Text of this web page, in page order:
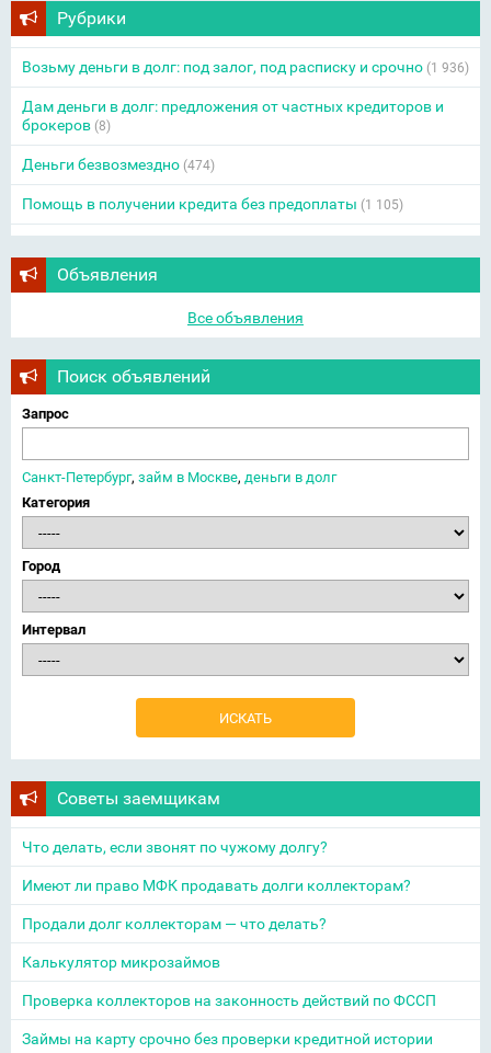
Рубрики
Возьму деньги в долг: под залог, под расписку и срочно (1 936)
Дам деньги в долг: предложения от частных кредиторов и
брокеров (8)
Деньги безвозмездно (474)
Помощь в получении кредита без предоплаты (1 105)
Объявления
Все объявления
Поиск объявлений
Запрос
Санкт-Петербург, займ в Москве, деньги в долг
Категория
Город
Интервал
Советы заемщикам
Что делать, если звонят по чужому долгу?
Имеют ли право МФК продавать долги коллекторам?
Продали долг коллекторам — что делать?
Калькулятор микрозаймов
Проверка коллекторов на законность действий по ФССП
Займы на карту срочно без проверки кредитной истории